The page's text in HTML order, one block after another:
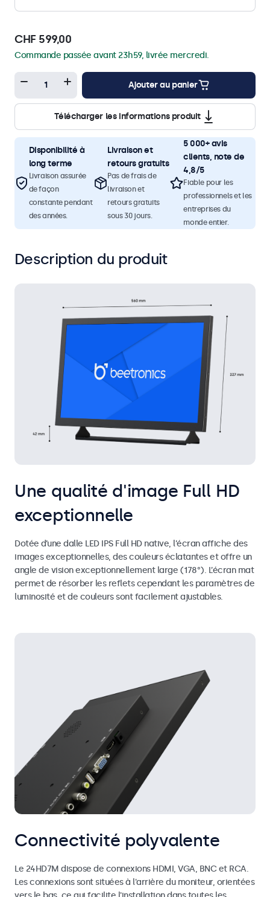
CHF 599,00
Commande passée avant 23h59, livrée mercredi.
Ajouter au panier
Télécharger les informations produit
Disponibilité à
long terme
Livraison assurée
de façon
constante pendant
des années.
Livraison et
retours gratuits
Pas de frais de
livraison et
retours gratuits
sous 30 jours.
5 000+ avis
clients, note de
4,8/5
Fiable pour les
professionnels et les
entreprises du
monde entier.
Description du produit
Une qualité d'image Full HD
exceptionnelle
Dotée d’une dalle LED IPS Full HD native, l’écran affiche des
images exceptionnelles, des couleurs éclatantes et offre un
angle de vision exceptionnellement large (178°). L’écran mat
permet de résorber les reflets cependant les paramètres de
luminosité et de couleurs sont facilement ajustables.
Connectivité polyvalente
Le 24HD7M dispose de connexions HDMI, VGA, BNC et RCA.
Les connexions sont situées à l'arrière du moniteur, orientées